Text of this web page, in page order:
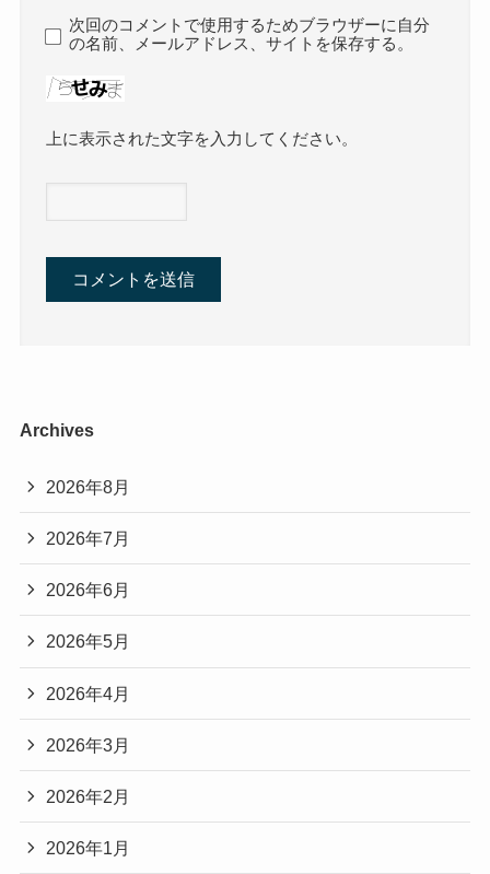
次回のコメントで使用するためブラウザーに自分
の名前、メールアドレス、サイトを保存する。
上に表示された文字を入力してください。
Archives
2026年8月
2026年7月
2026年6月
2026年5月
2026年4月
2026年3月
2026年2月
2026年1月